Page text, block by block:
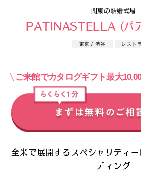
関東の結婚式場
PATINASTELLA (パ
東京 / 渋谷 レスト
ご来館でカタログギフト最大
全米で展開するスペシャリティ
ディング